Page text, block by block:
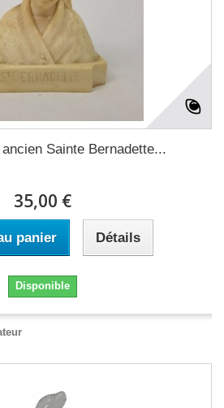
Sainte Bernadette...
35,00 €
panier Détails
Disponible